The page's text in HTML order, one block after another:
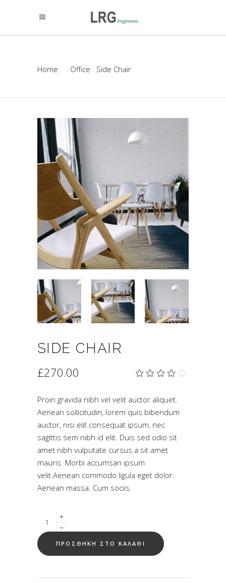
Home Office Side Chair
SIDE CHAIR
£270.00
από 5
με
βάση
πελάτη
Proin gravida nibh vel velit auctor aliquet.
Aenean sollicitudin, lorem quis bibendum
auctor, nisi elit consequat ipsum, nec
sagittis sem nibh id elit. Duis sed odio sit
amet nibh vulputate cursus a sit amet
mauris. Morbi accumsan ipsum
velit.Aenean commodo ligula eget dolor.
Aenean massa. Cum sociis.
Quantity
ΠΡΟΣΘΗΚΗ ΣΤΟ ΚΑΛΑΘΙ